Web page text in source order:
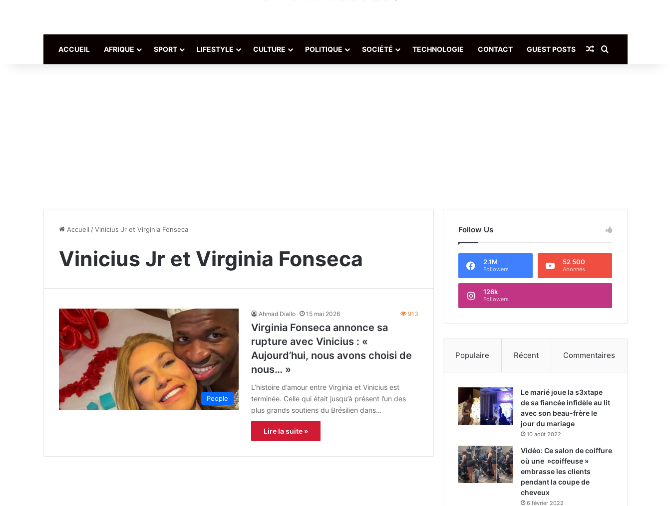
ACCUEIL AFRIQUE SPORT LIFESTYLE CULTURE POLITIQUE SOCIÉTÉ TECHNOLOGIE CONTACT GUEST POSTS Article Aléatoire
Accueil /Vinicius Jr et Virginia Fonseca
Vinicius Jr et Virginia Fonseca
People
Ahmad Diallo 15 mai 2026 913
Virginia Fonseca annonce sa
rupture avec Vinicius : «
Aujourd’hui, nous avons choisi de
nous… »
L’histoire d’amour entre Virginia et Vinicius est
terminée. Celle qui était jusqu’à présent l’un des
plus grands soutiens du Brésilien dans…
Lire la suite »
Follow Us
2.1M
Followers
52 500
Abonnés
126k
Followers
Populaire Récent Commentaires
Le marié joue la s3xtape
de sa fiancée infidèle au lit
avec son beau-frère le
jour du mariage
10 août 2022
Vidéo: Ce salon de coiffure
où une »coiffeuse »
embrasse les clients
pendant la coupe de
cheveux
6 février 2022